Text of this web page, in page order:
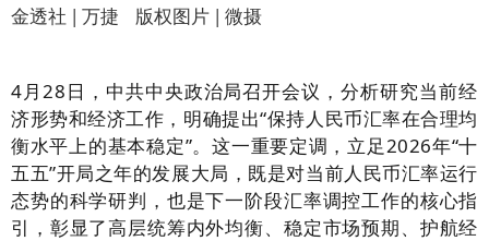
金透社 | 万捷 版权图片 | 微摄
4月28日，中共中央政治局召开会议，分析研究当前经
济形势和经济工作，明确提出“保持人民币汇率在合理均
衡水平上的基本稳定”。这一重要定调，立足2026年“十
五五”开局之年的发展大局，既是对当前人民币汇率运行
态势的科学研判，也是下一阶段汇率调控工作的核心指
引，彰显了高层统筹内外均衡、稳定市场预期、护航经